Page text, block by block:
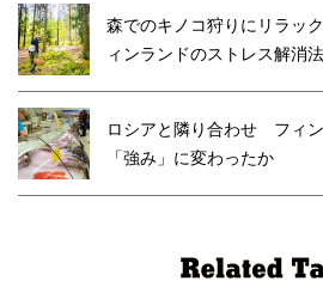
森でのキノコ狩りにリラッ
ィンランドのストレス解消法
ロシアと隣り合わせ フィ
「強み」に変わったか